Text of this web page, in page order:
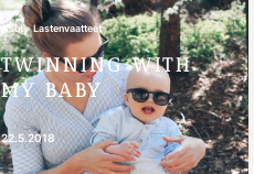
Asut,Lastenvaatteet
TWINNING WITH
MY BABY
22.5.2018